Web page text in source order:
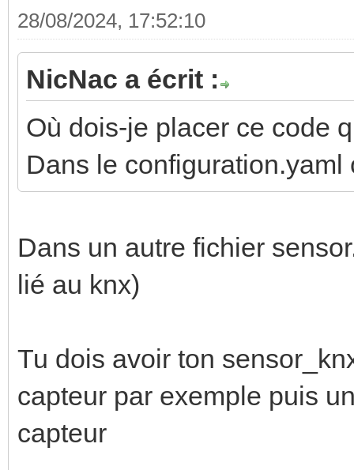
end: "{{ now() }}"
- platform:
name: PAC time
unique_id:
entity_id:
state: "on"
start: "{{
minute=0,
# Min/Max
- platform:
name: "Moyenne
28/08/2024, 17:52:10
NicNac a écrit :
Où dois-je placer ce code
Dans le configuration.yaml
Dans un autre fichier
lié au knx)
Tu dois avoir ton
capteur par exemple puis
capteur